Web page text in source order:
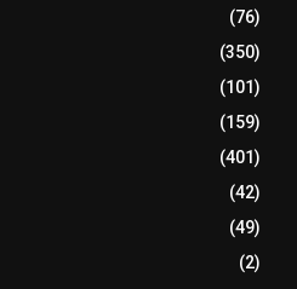
(76)
(350)
(101)
(159)
(401)
(42)
(49)
(2)